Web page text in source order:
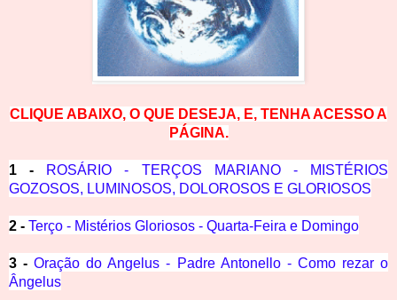
CLIQUE ABAIXO, O QUE DESEJA, E, TENHA ACESSO A
PÁGINA.
1 -
ROSÁRIO - TERÇOS MARIANO - MISTÉRIOS
GOZOSOS, LUMINOSOS, DOLOROSOS E GLORIOSOS
2 - Terço - Mistérios Gloriosos - Quarta-Feira e Domingo
3 -Oração do Angelus - Padre Antonello - Como rezar o
Ângelus